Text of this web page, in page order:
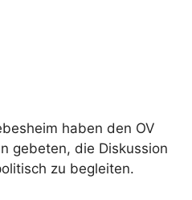
haben den OV
gebeten, die Diskussion
zu begleiten.